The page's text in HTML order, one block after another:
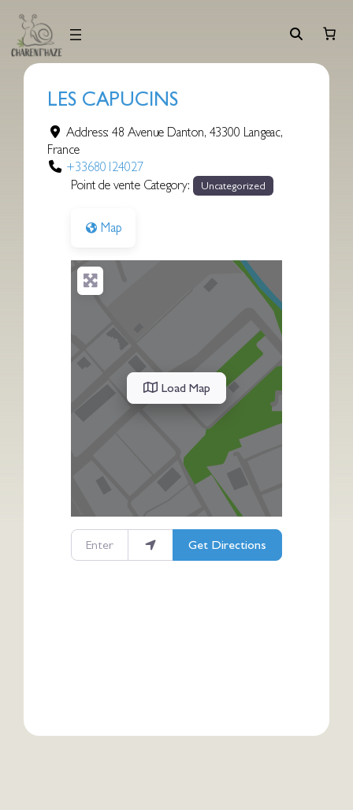
contenu
LES CAPUCINS
Address:48 Avenue Danton, 43300 Langeac,
France
+33680124027
Point de vente Category:
Uncategorized
Map
Load Map
Enter your location
Get Directions